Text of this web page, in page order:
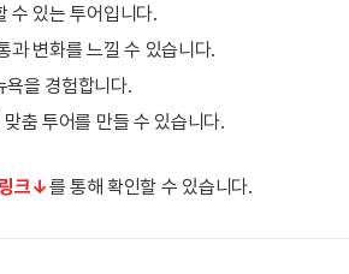
수 있는 투어입니다.
과 변화를 느낄 수 있습니다.
욕을 경험합니다.
춤 투어를 만들 수 있습니다.
크↓를 통해 확인할 수 있습니다.